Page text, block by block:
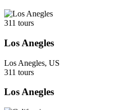
311 tours
Los Anegles
Los Anegles, US
311 tours
Los Anegles